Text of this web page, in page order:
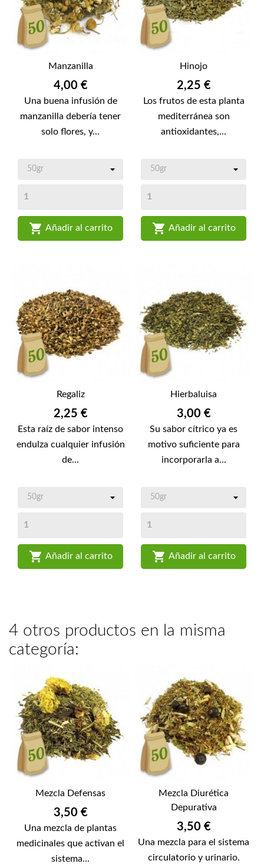
Manzanilla
Precio
4,00 €
Una buena infusión de
manzanilla debería tener
solo flores, y...
 Añadir al carrito
Hinojo
Precio
2,25 €
Los frutos de esta planta
mediterránea son
antioxidantes,...
 Añadir al carrito
Regaliz
Precio
2,25 €
Esta raíz de sabor intenso
endulza cualquier infusión
de...
 Añadir al carrito
Hierbaluisa
Precio
3,00 €
Su sabor cítrico ya es
motivo suficiente para
incorporarla a...
 Añadir al carrito
4 otros productos en la misma
categoría:
Mezcla Defensas
Precio
3,50 €
Una mezcla de plantas
medicinales que activan el
sistema...
Mezcla Diurética
Depurativa
Precio
3,50 €
Una mezcla para el sistema
circulatorio y urinario.